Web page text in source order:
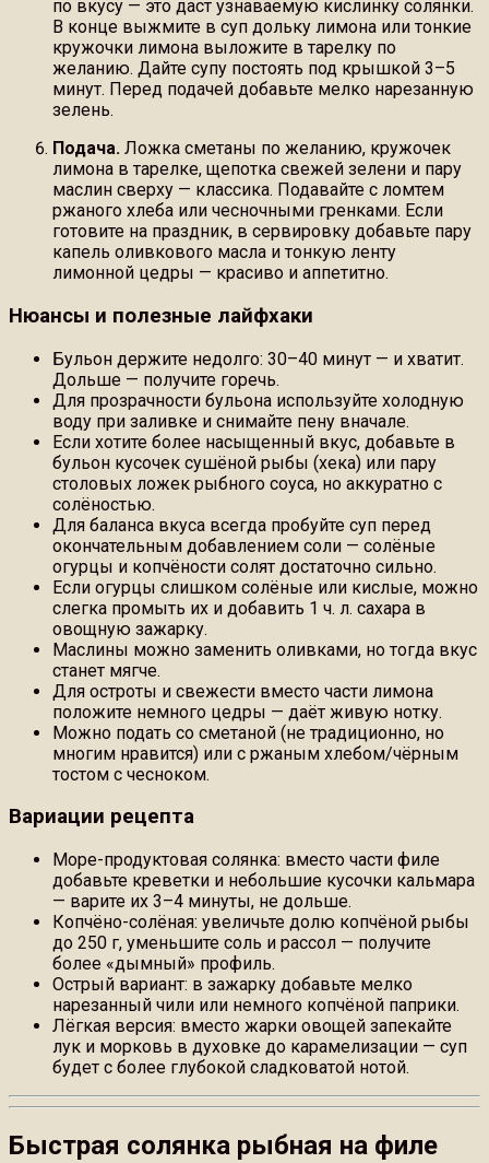
по вкусу — это даст узнаваемую кислинку солянки.
В конце выжмите в суп дольку лимона или тонкие
кружочки лимона выложите в тарелку по
желанию. Дайте супу постоять под крышкой 3–5
минут. Перед подачей добавьте мелко нарезанную
зелень.
Подача. Ложка сметаны по желанию, кружочек
лимона в тарелке, щепотка свежей зелени и пару
маслин сверху — классика. Подавайте с ломтем
ржаного хлеба или чесночными гренками. Если
готовите на праздник, в сервировку добавьте пару
капель оливкового масла и тонкую ленту
лимонной цедры — красиво и аппетитно.
Нюансы и полезные лайфхаки
Бульон держите недолго: 30–40 минут — и хватит.
Дольше — получите горечь.
Для прозрачности бульона используйте холодную
воду при заливке и снимайте пену вначале.
Если хотите более насыщенный вкус, добавьте в
бульон кусочек сушёной рыбы (хека) или пару
столовых ложек рыбного соуса, но аккуратно с
солёностью.
Для баланса вкуса всегда пробуйте суп перед
окончательным добавлением соли — солёные
огурцы и копчёности солят достаточно сильно.
Если огурцы слишком солёные или кислые, можно
слегка промыть их и добавить 1 ч. л. сахара в
овощную зажарку.
Маслины можно заменить оливками, но тогда вкус
станет мягче.
Для остроты и свежести вместо части лимона
положите немного цедры — даёт живую нотку.
Можно подать со сметаной (не традиционно, но
многим нравится) или с ржаным хлебом/чёрным
тостом с чесноком.
Вариации рецепта
Море-продуктовая солянка: вместо части филе
добавьте креветки и небольшие кусочки кальмара
— варите их 3–4 минуты, не дольше.
Копчёно-солёная: увеличьте долю копчёной рыбы
до 250 г, уменьшите соль и рассол — получите
более «дымный» профиль.
Острый вариант: в зажарку добавьте мелко
нарезанный чили или немного копчёной паприки.
Лёгкая версия: вместо жарки овощей запекайте
лук и морковь в духовке до карамелизации — суп
будет с более глубокой сладковатой нотой.
Быстрая солянка рыбная на филе